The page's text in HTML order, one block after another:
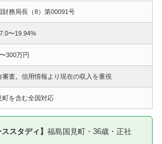
財務局長（8）第00091号
〜19.94%
300万円
審査。信用情報より現在の収入を重視
町を含む全国対応
スタディ】 福島国見町・36歳・正社